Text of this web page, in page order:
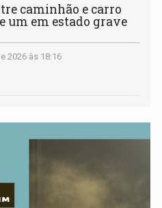
caminhão e carro
um em estado grave
2026 às 18:16